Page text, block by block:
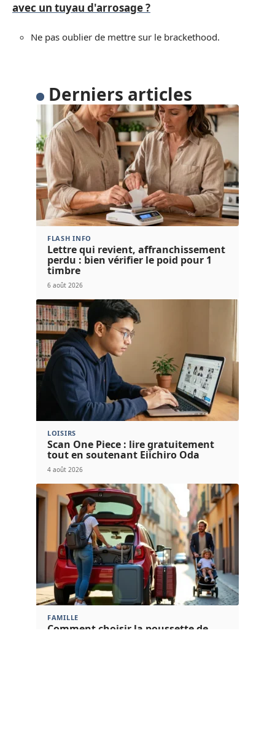
avec un tuyau d'arrosage ?
Ne pas oublier de mettre sur le brackethood.
Derniers articles
FLASH INFO
Lettre qui revient, affranchissement
perdu : bien vérifier le poid pour 1
timbre
6 août 2026
LOISIRS
Scan One Piece : lire gratuitement
tout en soutenant Eiichiro Oda
4 août 2026
FAMILLE
Comment choisir la poussette de